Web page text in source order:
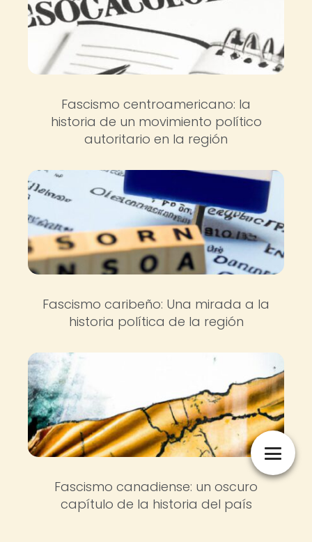
Fascismo centroamericano: la
historia de un movimiento político
autoritario en la región
Fascismo caribeño: Una mirada a la
historia política de la región
Fascismo canadiense: un oscuro
capítulo de la historia del país